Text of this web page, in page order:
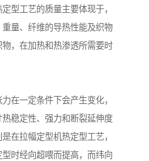
型工艺的质量主要体现于，
量、纤维的导热性能及织物
，在加热和热渗透所需要时
在一定条件下会产生变化，
稳定性、强力和断裂延伸度
在拉幅定型机热定型工艺，
时经向超喂而提高，而纬向